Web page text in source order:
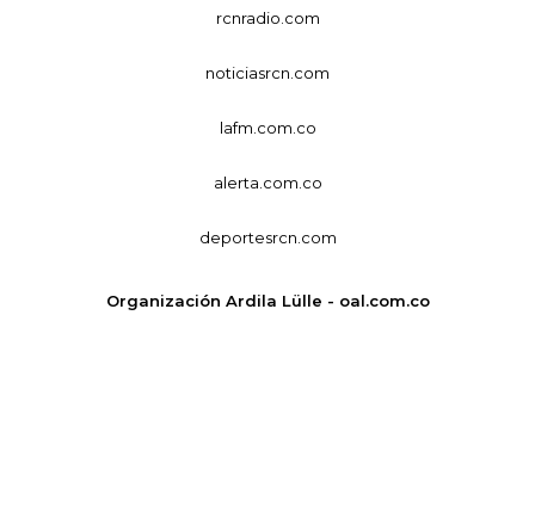
rcnradio.com
noticiasrcn.com
lafm.com.co
alerta.com.co
deportesrcn.com
Organización Ardila Lülle - oal.com.co